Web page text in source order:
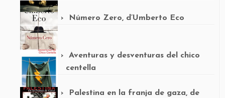
Número Zero, d’Umberto Eco
Aventuras y desventuras del chico
centella
Palestina en la franja de gaza, de